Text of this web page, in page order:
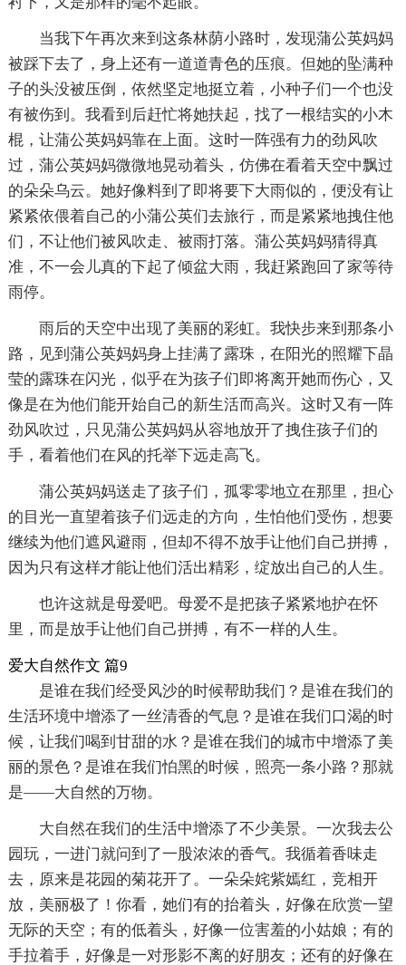
当我下午再次来到这条林荫小路时，发现蒲公英妈妈
被踩下去了，身上还有一道道青色的压痕。但她的坠满种
子的头没被压倒，依然坚定地挺立着，小种子们一个也没
有被伤到。我看到后赶忙将她扶起，找了一根结实的小木
棍，让蒲公英妈妈靠在上面。这时一阵强有力的劲风吹
过，蒲公英妈妈微微地晃动着头，仿佛在看着天空中飘过
的朵朵乌云。她好像料到了即将要下大雨似的，便没有让
紧紧依偎着自己的小蒲公英们去旅行，而是紧紧地拽住他
们，不让他们被风吹走、被雨打落。蒲公英妈妈猜得真
准，不一会儿真的下起了倾盆大雨，我赶紧跑回了家等待
雨停。
雨后的天空中出现了美丽的彩虹。我快步来到那条小
路，见到蒲公英妈妈身上挂满了露珠，在阳光的照耀下晶
莹的露珠在闪光，似乎在为孩子们即将离开她而伤心，又
像是在为他们能开始自己的新生活而高兴。这时又有一阵
劲风吹过，只见蒲公英妈妈从容地放开了拽住孩子们的
手，看着他们在风的托举下远走高飞。
蒲公英妈妈送走了孩子们，孤零零地立在那里，担心
的目光一直望着孩子们远走的方向，生怕他们受伤，想要
继续为他们遮风避雨，但却不得不放手让他们自己拼搏，
因为只有这样才能让他们活出精彩，绽放出自己的人生。
也许这就是母爱吧。母爱不是把孩子紧紧地护在怀
里，而是放手让他们自己拼搏，有不一样的人生。
爱大自然作文 篇9
是谁在我们经受风沙的时候帮助我们？是谁在我们的
生活环境中增添了一丝清香的气息？是谁在我们口渴的时
候，让我们喝到甘甜的水？是谁在我们的城市中增添了美
丽的景色？是谁在我们怕黑的时候，照亮一条小路？那就
是——大自然的万物。
大自然在我们的生活中增添了不少美景。一次我去公
园玩，一进门就问到了一股浓浓的香气。我循着香味走
去，原来是花园的菊花开了。一朵朵姹紫嫣红，竞相开
放，美丽极了！你看，她们有的抬着头，好像在欣赏一望
无际的天空；有的低着头，好像一位害羞的小姑娘；有的
手拉着手，好像是一对形影不离的好朋友；还有的好像在